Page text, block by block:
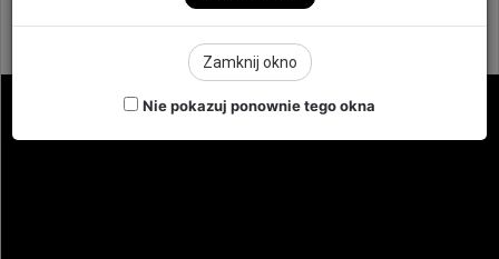
an
Zamknij okno
Nie pokazuj ponownie tego okna